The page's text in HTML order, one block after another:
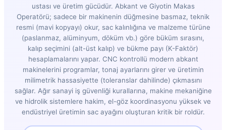
ustası ve üretim gücüdür. Abkant ve Giyotin Makas
Operatörü; sadece bir makinenin düğmesine basmaz, teknik
resmi (mavi kopyayı) okur, sac kalınlığına ve malzeme türüne
(paslanmaz, alüminyum, döküm vb.) göre büküm sırasını,
kalıp seçimini (alt-üst kalıp) ve bükme payı (K-Faktör)
hesaplamalarını yapar. CNC kontrollü modern abkant
makinelerini programlar, tonaj ayarlarını girer ve üretimin
milimetrik hassasiyette (toleranslar dahilinde) çıkmasını
sağlar. Ağır sanayi iş güvenliği kurallarına, makine mekaniğine
ve hidrolik sistemlere hakim, el-göz koordinasyonu yüksek ve
endüstriyel üretimin sac ayağını oluşturan kritik bir roldür.